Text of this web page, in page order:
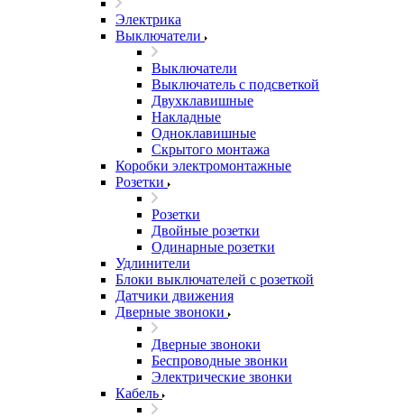
Электрика
Выключатели
Выключатели
Выключатель с подсветкой
Двухклавишные
Накладные
Одноклавишные
Скрытого монтажа
Коробки электромонтажные
Розетки
Розетки
Двойные розетки
Одинарные розетки
Удлинители
Блоки выключателей с розеткой
Датчики движения
Дверные звоноки
Дверные звоноки
Беспроводные звонки
Электрические звонки
Кабель